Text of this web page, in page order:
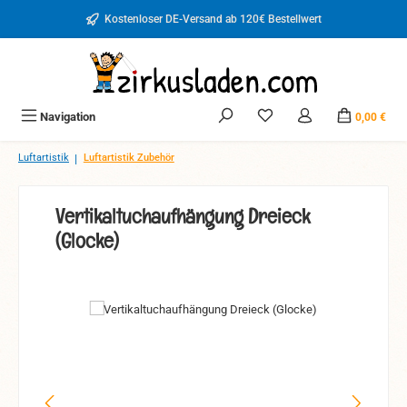
Zum Hauptinhalt springenKostenloser DE-Versand ab 120€ Bestellwert
Navigation Du hast 0 Produkte auf
0,00 €
Luftartistik | Luftartistik Zubehör
Vertikaltuchaufhängung Dreieck
(Glocke)
Bildergalerie überspringen